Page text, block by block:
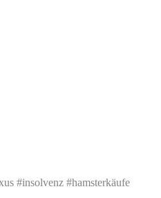
#insolvenz #hamsterkäufe